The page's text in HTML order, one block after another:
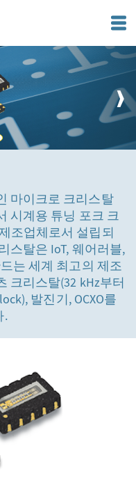
마이크로 크리스탈
시계용 튜닝 포크 크
조업체로서 설립되
스탈은 IoT, 웨어러블,
는 세계 최고의 제조
크리스탈(32 kHz부터
발진기, OCXO를
.